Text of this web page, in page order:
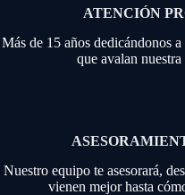
ATENCIÓN
Más de 15 años dedicándonos
que avalan
Nuestro equipo te asesorará,
vienen mejor hasta